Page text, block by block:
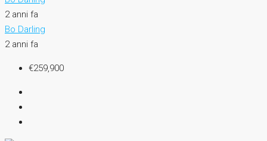
2 anni fa
Bo Darling
2 anni fa
€259,900